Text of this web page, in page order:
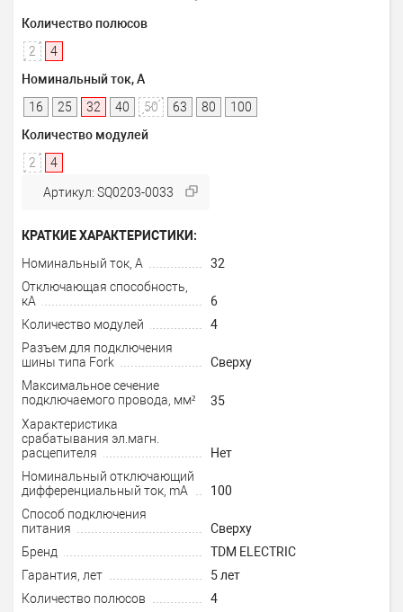
Количество полюсов
2
4
Номинальный ток, А
16
25 32 40 50 63 80
100
Количество модулей
2
4
Артикул: SQ0203-0033
КРАТКИЕ ХАРАКТЕРИСТИКИ:
Номинальный ток, А
32
Отключающая способность,
кА
6
Количество модулей
4
Разъем для подключения
шины типа Fork
Сверху
Максимальное сечение
подключаемого провода, мм²
35
Характеристика
срабатывания эл.магн.
расцепителя
Нет
Номинальный отключающий
дифференциальный ток, mA
100
Способ подключения
питания
Сверху
Бренд
TDM ELECTRIC
Гарантия, лет
5 лет
Количество полюсов
4